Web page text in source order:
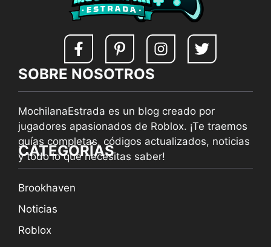
SOBRE NOSOTROS
MochilanaEstrada es un blog creado por
jugadores apasionados de Roblox. ¡Te traemos
guías completas, códigos actualizados, noticias
y todo lo que necesitas saber!
CATEGORÍAS
Brookhaven
Noticias
Roblox